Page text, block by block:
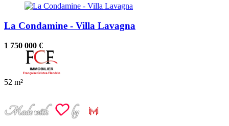
La Condamine - Villa Lavagna
1 750 000 €
52 m²